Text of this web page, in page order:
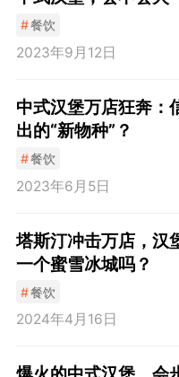
#餐饮
2023年9月12日
中式汉堡万店狂奔：
出的“新物种”？
#餐饮
2023年6月5日
塔斯汀冲击万店，汉
一个蜜雪冰城吗？
#餐饮
2024年4月16日